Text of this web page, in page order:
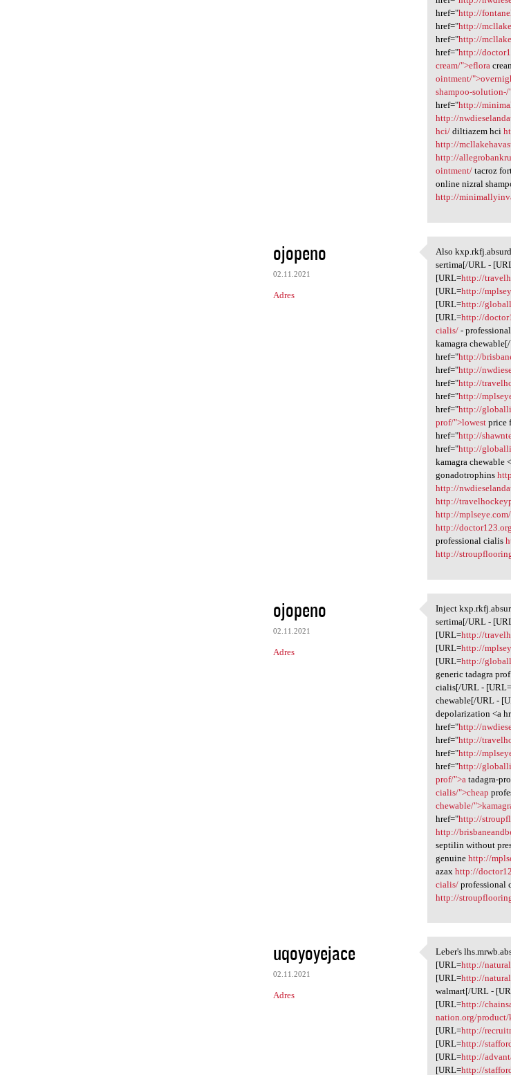
href="http://
href="http://
href="http://
href="http://
cream/">eflora
ointment/
shampoo-
href="http://
http://
hci/ diltiazem hci
http://
http://
ointment/ tacroz
online nizral
http://
ojopeno
02.11.2021
Adres
Also
Also
sertima[/URL -
[URL=http://
[URL=http://
[URL=http://
[URL=http://
cialis/ -
kamagra
href="http://
href="http://
href="http://
href="http://
href="http://
prof/">lowest price
href="http://
href="http://
kamagra chewable
gonadotrophins
http://
http://
http://
http://
professional cialis
http://
ojopeno
02.11.2021
Adres
Inject
Inject
sertima[/URL -
[URL=http://
[URL=http://
[URL=http://
generic tadagra
cialis[/URL -
chewable[/URL -
depolarization <a
href="http://
href="http://
href="http://
href="http://
prof/">a tadagra-
cialis/">cheap
chewable/
href="http://
http://
septilin without
genuinehttp://
azaxhttp://
cialis/ professional
http://
uqoyoyejace
02.11.2021
Adres
Leber's
Leber's
[URL=http://
[URL=http://
walmart[/URL -
[URL=http://
nation.org/product/
[URL=http://
[URL=http://
[URL=http://
[URL=http://